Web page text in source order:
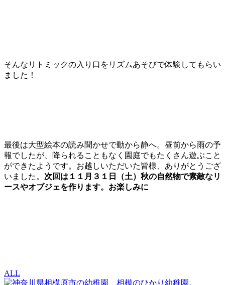
そんなリトミックの入り口をリズムあそびで体験してもらい
ました！
最後は大型絵本の読み聞かせで動から静へ。昼前から雨の予
報でしたが、降られることもなく園庭でもたくさん遊ぶこと
ができたようです。お越しいただいた皆様、ありがとうござ
いました。 次回は１１月３１日（土）秋の自然物で素敵なリ
ースやオブジェを作ります。お楽しみに
ALL